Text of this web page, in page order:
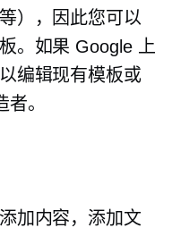
），因此您可以
。如果 Google 上
编辑现有模板或
。
加内容，添加文